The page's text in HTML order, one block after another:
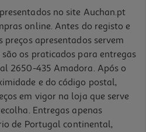
no site Auchan.pt
online. Antes do registo e
apresentados servem
os praticados para entregas
2650-435 Amadora. Após o
e do código postal,
em vigor na loja que serve
Entregas apenas
de Portugal continental,